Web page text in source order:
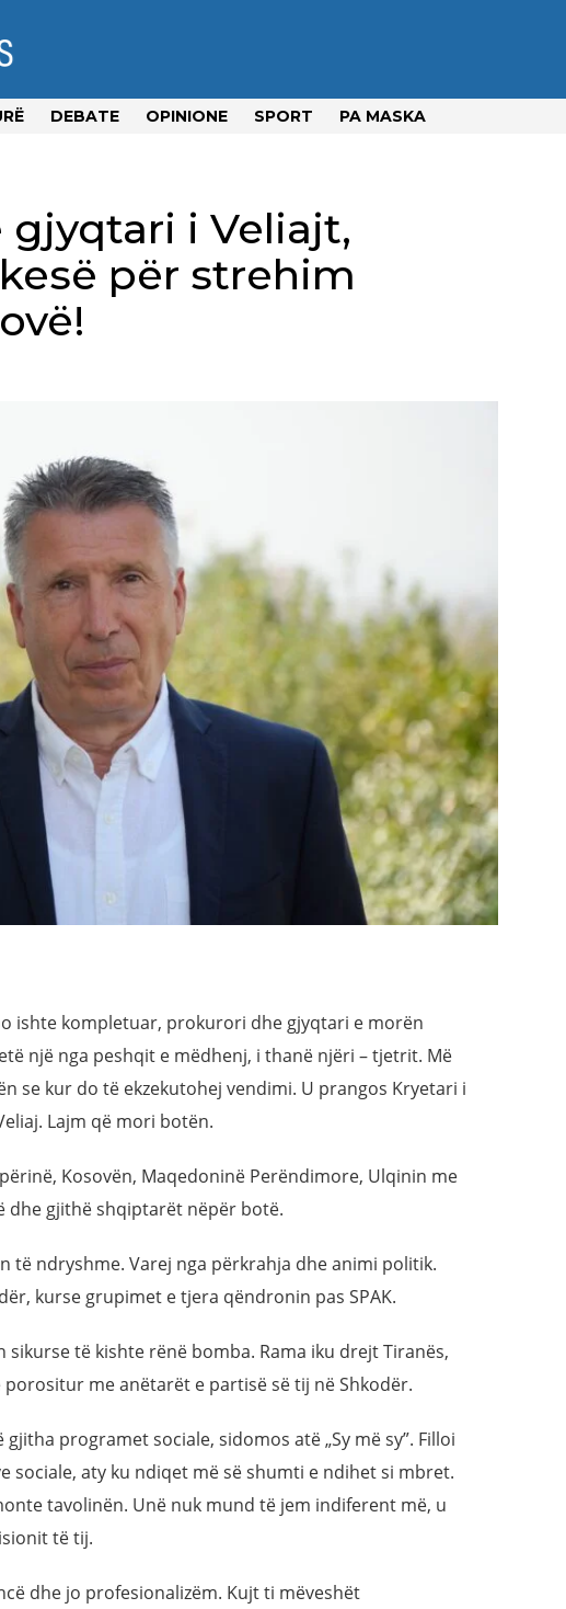
DEBATE OPINIONE SPORT PA MASKA
i Veliajt,
për strehim
ishte kompletuar, prokurori dhe gjyqtari e morën
një nga peshqit e mëdhenj, i thanë njëri – tjetrit. Më
se kur do të ekzekutohej vendimi. U prangos Kryetari i
Lajm që mori botën.
Kosovën, Maqedoninë Perëndimore, Ulqinin me
dhe gjithë shqiptarët nëpër botë.
të ndryshme. Varej nga përkrahja dhe animi politik.
kurse grupimet e tjera qëndronin pas SPAK.
të kishte rënë bomba. Rama iku drejt Tiranës,
me anëtarët e partisë së tij në Shkodër.
programet sociale, sidomos atë „Sy më sy”. Filloi
sociale, aty ku ndiqet më së shumti e ndihet si mbret.
tavolinën. Unë nuk mund të jem indiferent më, u
të tij.
dhe jo profesionalizëm. Kujt ti mëveshët